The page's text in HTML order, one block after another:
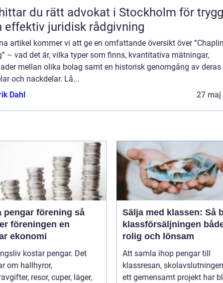
du rätt advokat i Stockholm för trygg
effektiv juridisk rådgivning
artikel kommer vi att ge en omfattande översikt över
– vad det är, vilka typer som finns, kvantitativa mätningar,
mellan olika bolag samt en historisk genomgång av deras
och nackdelar. Lå...
Dahl
27 maj
förening så
föreningen en
ekonomi
kostar pengar. Det
om hallhyror,
resor, cuper, läger,
Sälja med klassen: Så
klassförsäljningen
rolig och lönsam
Att samla ihop pengar till
klassresan,
ett gemensamt projekt har